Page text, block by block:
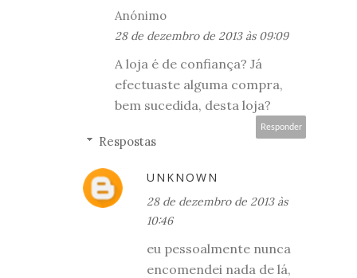
Anónimo
28 de dezembro de 2013 às 09:09
A loja é de confiança? Já
efectuaste alguma compra,
bem sucedida, desta loja?
Responder
Respostas
UNKNOWN
28 de dezembro de 2013 às
10:46
eu pessoalmente nunca
encomendei nada de lá,